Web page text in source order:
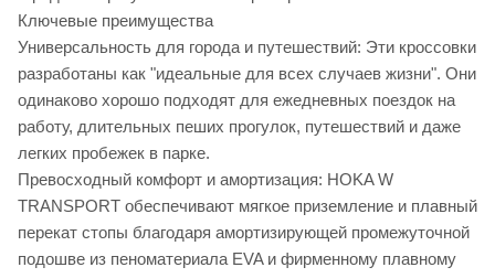
Ключевые преимущества
Универсальность для города и путешествий: Эти кроссовки
разработаны как "идеальные для всех случаев жизни". Они
одинаково хорошо подходят для ежедневных поездок на
работу, длительных пеших прогулок, путешествий и даже
легких пробежек в парке.
Превосходный комфорт и амортизация: HOKA W
TRANSPORT обеспечивают мягкое приземление и плавный
перекат стопы благодаря амортизирующей промежуточной
подошве из пеноматериала EVA и фирменному плавному